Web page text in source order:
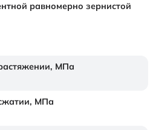
равномерно зернистой
МПа
МПа